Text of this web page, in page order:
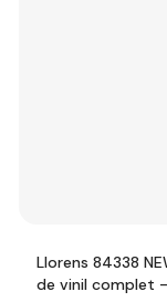
Llorens 84338
de vinil complet